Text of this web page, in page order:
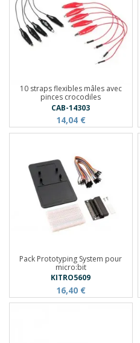
10 straps flexibles mâles avec
pinces crocodiles
CAB-14303
14,04 €
Pack Prototyping System pour
micro:bit
KITRO5609
16,40 €